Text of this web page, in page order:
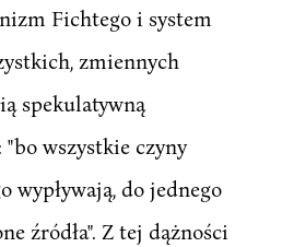
Fichtego i system
zmiennych
spekulatywną
wszystkie czyny
wypływają, do jednego
źródła". Z tej dążności